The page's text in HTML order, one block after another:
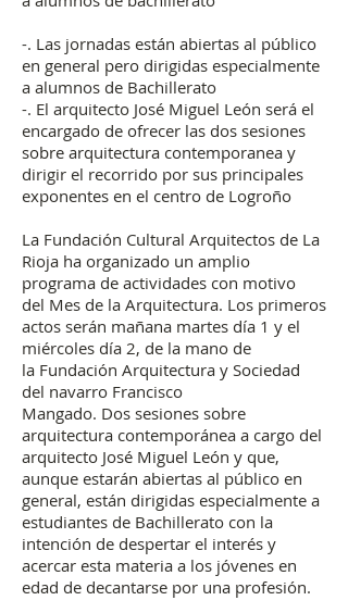
-. Las jornadas están abiertas al público
en general pero dirigidas especialmente
a alumnos de Bachillerato
-. El arquitecto José Miguel León será el
encargado de ofrecer las dos sesiones
sobre arquitectura contemporanea y
dirigir el recorrido por sus principales
exponentes en el centro de Logroño
La Fundación Cultural Arquitectos de La
Rioja ha organizado un amplio
programa de actividades con motivo
del Mes de la Arquitectura. Los primeros
actos serán mañana martes día 1 y el
miércoles día 2, de la mano de
la Fundación Arquitectura y Sociedad
del navarro Francisco
Mangado. Dos sesiones sobre
arquitectura contemporánea a cargo del
arquitecto José Miguel León y que,
aunque estarán abiertas al público en
general, están dirigidas especialmente a
estudiantes de Bachillerato con la
intención de despertar el interés y
acercar esta materia a los jóvenes en
edad de decantarse por una profesión.